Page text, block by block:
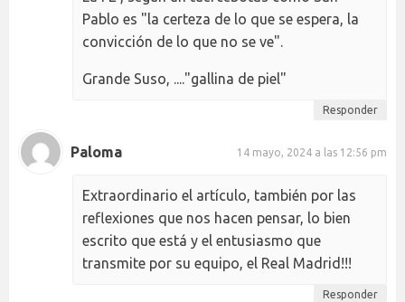
Pablo es "la certeza de lo que se espera, la
convicción de lo que no se ve".
Grande Suso, ...."gallina de piel"
Responder
Paloma 14 mayo, 2024 a las 12:56 pm
Extraordinario el artículo, también por las
reflexiones que nos hacen pensar, lo bien
escrito que está y el entusiasmo que
transmite por su equipo, el Real Madrid!!!
Responder